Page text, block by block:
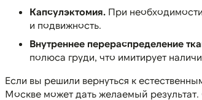
Капсулэктомия. При
и подвижность.
Внутреннее перераспределение
полюса груди, что имитирует
Если вы решили вернуться к
Москве может дать желаемый